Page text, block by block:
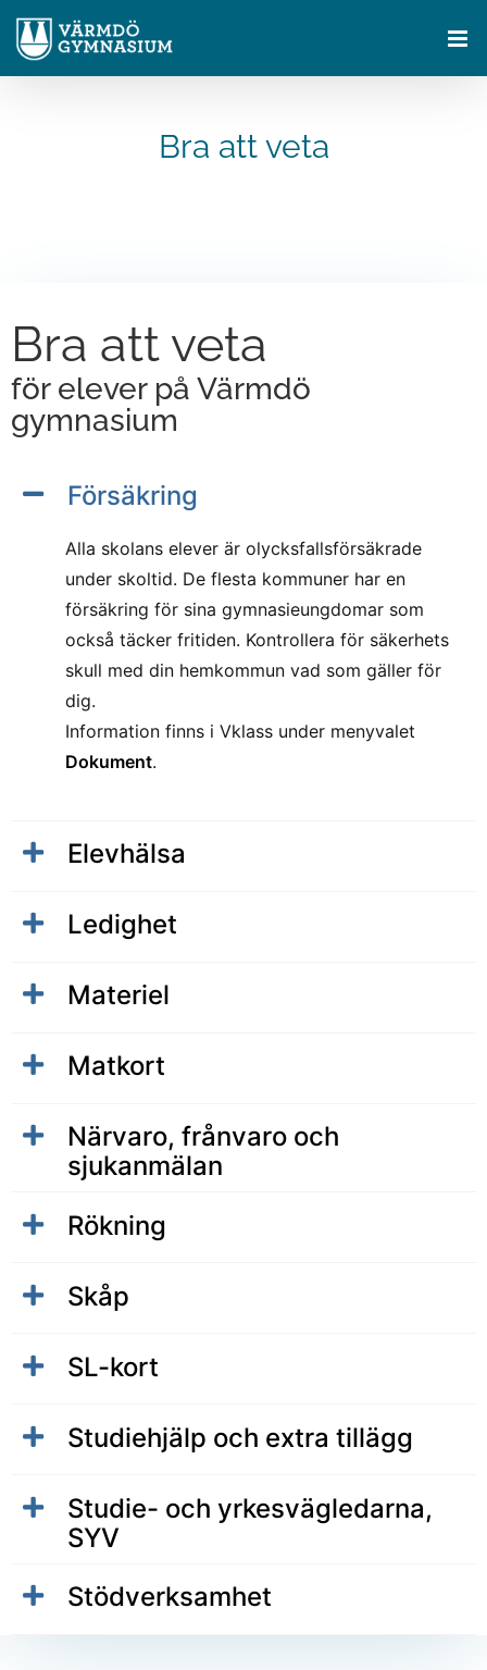
Fortsätt
till
Bra att veta
Bra att veta
för elever på Värmdö
gymnasium
Försäkring
Alla skolans elever är olycksfallsförsäkrade
under skoltid. De flesta kommuner har en
försäkring för sina gymnasieungdomar som
också täcker fritiden. Kontrollera för säkerhets
skull med din hemkommun vad som gäller för
dig.
Information finns i Vklass under menyvalet
Dokument.
Elevhälsa
Ledighet
Materiel
Matkort
Närvaro, frånvaro och
sjukanmälan
Rökning
Skåp
SL-kort
Studiehjälp och extra tillägg
Studie- och yrkesvägledarna,
SYV
Stödverksamhet